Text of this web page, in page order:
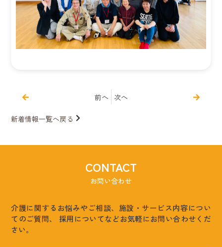
前へ 次へ
新着情報一覧へ戻る
CONTACT
お問い合わせ
介護に関するお悩みやご相談、施設・サービス内容につい
てのご質問、
採用についてなどお気軽にお問い合わせくだ
さい。